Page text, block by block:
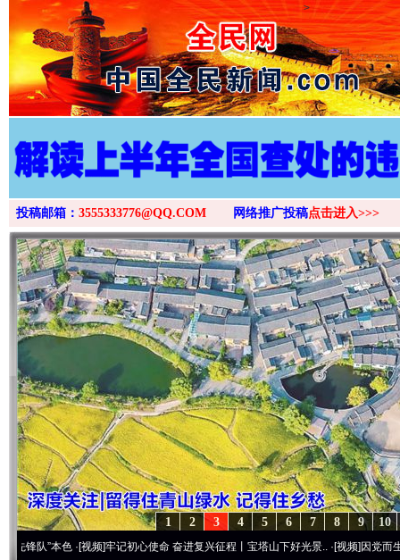
>
投稿邮箱： 3555333776@QQ.COM 网络推广投稿点击进入>>>
10
9
8
7
6
5
4
3
2
1
·[视频]牢记初心使命 奋进复兴征程丨宝塔山下好光景..·[视频]因党而生 为党而战